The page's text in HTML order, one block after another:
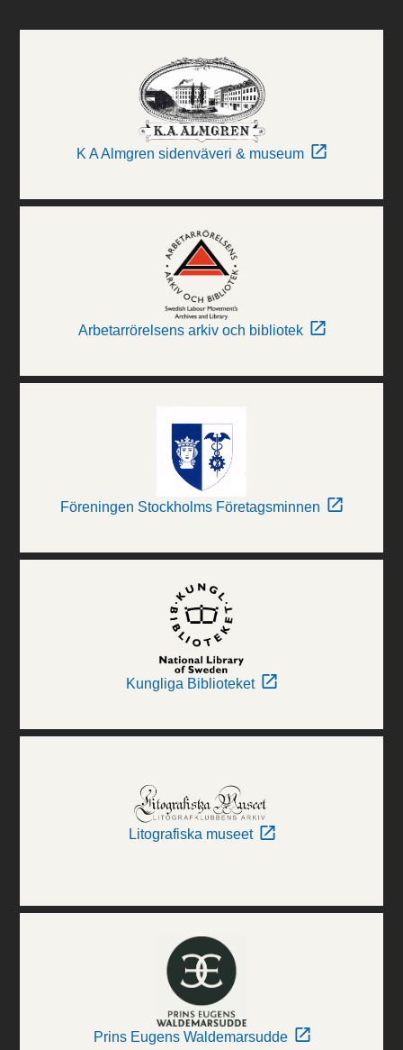
K A Almgren sidenväveri & museum
Arbetarrörelsens arkiv och bibliotek
Föreningen Stockholms Företagsminnen
Kungliga Biblioteket
Litografiska museet
Prins Eugens Waldemarsudde